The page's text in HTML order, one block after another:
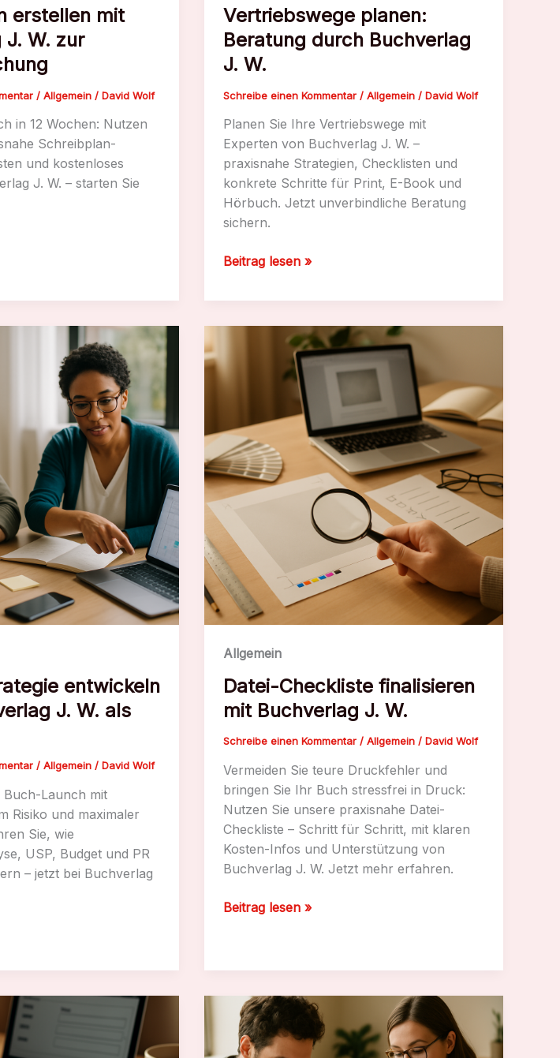
erstellen mit
J. W. zur
/ Allgemein/ David Wolf
in 12 Wochen: Nutzen
Schreibplan-
und kostenloses
J. W. – starten Sie
Vertriebswege planen:
Beratung durch Buchverlag
J. W.
Schreibe einen Kommentar /Allgemein /David Wolf
Planen Sie Ihre Vertriebswege mit
Experten von Buchverlag J. W. –
praxisnahe Strategien, Checklisten und
konkrete Schritte für Print, E-Book und
Hörbuch. Jetzt unverbindliche Beratung
sichern.
Vertriebswege
Beratung
Buchverlag
J.
W.
Beitrag lesen »
entwickeln
J. W. als
/ Allgemein/ David Wolf
Buch-Launch mit
Risiko und maximaler
Sie, wie
USP, Budget und PR
– jetzt bei Buchverlag
Allgemein
Datei-Checkliste finalisieren
mit Buchverlag J. W.
Schreibe einen Kommentar /Allgemein /David Wolf
Vermeiden Sie teure Druckfehler und
bringen Sie Ihr Buch stressfrei in Druck:
Nutzen Sie unsere praxisnahe Datei-
Checkliste – Schritt für Schritt, mit klaren
Kosten-Infos und Unterstützung von
Buchverlag J. W. Jetzt mehr erfahren.
Datei-
Beitrag lesen »